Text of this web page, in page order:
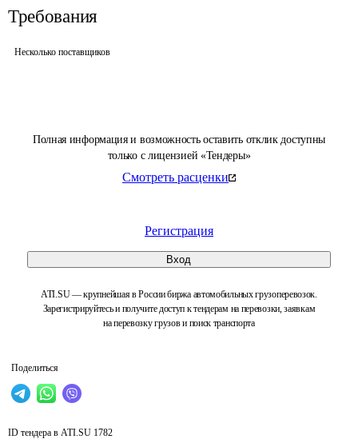
Полная информация и возможность оставить отклик доступны
только с лицензией «Тендеры»
Смотреть расценки
Регистрация
Вход
ATI.SU — крупнейшая в России биржа автомобильных грузоперевозок.
Зарегистрируйтесь и получите доступ к тендерам на перевозки, заявкам
на перевозку грузов и поиск транспорта
Поделиться
Требования
Несколько поставщиков
ID тендера в ATI.SU 1782